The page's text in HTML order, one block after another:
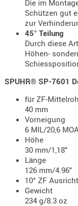
Die im
Schützen gut
zur
45° Teilung
Durch diese
Höhen-
SPUHR® SP-7601
für ZF-
40 mm
Vorneigung
6 MIL/20,6 MOA
Höhe
30 mm/1,18"
Länge
126 mm/4.96"
10° ZF
Gewicht
234 g/8.3 oz